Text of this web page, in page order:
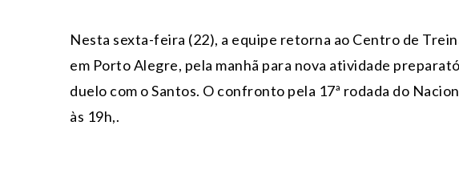
Nesta sexta-feira (22), a equipe retorna ao Centro de
em Porto Alegre, pela manhã para nova atividade
duelo com o Santos. O confronto pela 17ª rodada do
às 19h,.